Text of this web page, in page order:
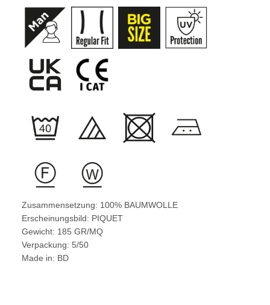
Zusammensetzung: 100% BAUMWOLLE
Erscheinungsbild: PIQUET
Gewicht: 185 GR/MQ
Verpackung: 5/50
Made in: BD